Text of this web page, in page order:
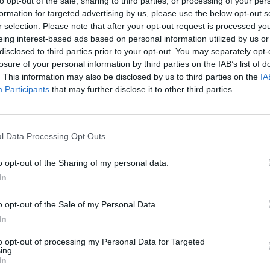
for targeted advertising by us, please use the below opt-out
selection. Please note that after your opt-out request is processed
interest-based ads based on personal information utilized by us
to third parties prior to your opt-out. You may separately
of your personal information by third parties on the IAB’s list of
This information may also be disclosed by us to third parties on the
Participants that may further disclose it to other third parties.
Data Processing Opt Outs
opt-out of the Sharing of my personal data.
opt-out of the Sale of my Personal Data.
opt-out of processing my Personal Data for Targeted
Απαραίτητα Προσόντα
Ποιος είστε;
Είσαι διαθέσιμος για πλήρη απασχόληση και
απόγευμα, νύχτα)
Διαθεσιμότητα για 4 έως 5 επιπλέον νυχτερινές
Είσαι ενθουσιώδης και πρόθυμος να μάθεις
Έχεις έμφαση στην ποιότητα, εργάζεσαι με συνέπεια
Έχετε καλή γνώση της αγγλικής γλώσσας.
Έχετε ελληνική ταυτότητα ή ευρωπαϊκό διαβατήριο
πολύ 5 ετών και άθικτη).